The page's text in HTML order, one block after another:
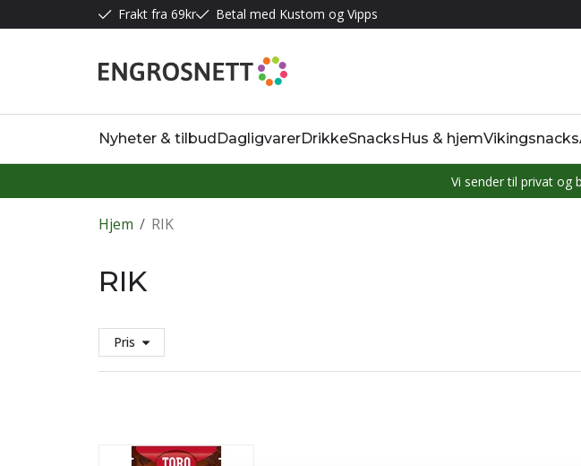
Frakt fra 69kr Betal med Kustom og Vipps
Nyheter & tilbudDagligvarerDrikkeSnacksHus & hjemVikingsnacks
Vi sender til privat og
/
Hjem RIK
RIK
Pris